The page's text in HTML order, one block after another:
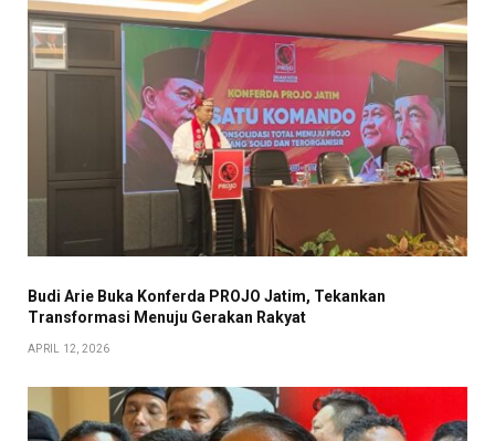
Budi Arie Buka Konferda PROJO Jatim, Tekankan
Transformasi Menuju Gerakan Rakyat
APRIL 12, 2026